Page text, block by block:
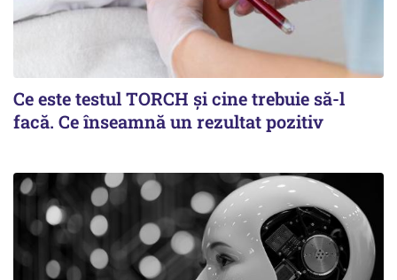
Ce este testul TORCH și cine trebuie să-l
facă. Ce înseamnă un rezultat pozitiv